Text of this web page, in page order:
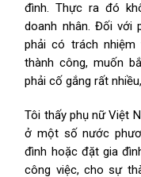
đình. Thực ra đó
doanh nhân. Đối với
phải có trách
thành công, muốn
phải cố gắng rất
Tôi thấy phụ nữ Việt
ở một số nước
đình hoặc đặt gia
công việc, cho sự